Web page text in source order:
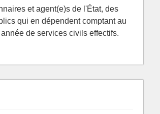
et agent(e)s de l'État, des
qui en dépendent comptant au
de services civils effectifs.